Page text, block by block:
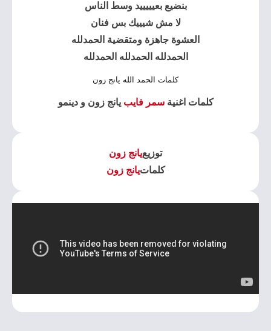
بنضيع بعيييييد وسط الناس
لا مش شيييك بس فنان
العشوة جاهزة ومتقضية الحمدلله
الحمدلله الحمدلله الحمدلله
كلمات الحمد الله يانج زون
كلمات اغنيةسمر فايب يانج زون و دينمو
توزيعيانج زون
كلماتيانج زون